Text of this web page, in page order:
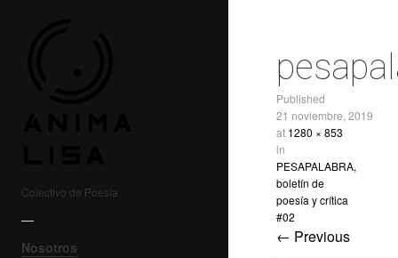
Colectivo de Poesía
—
Nosotros
Published
21 noviembre, 2019
at 1280 × 853
in
PESAPALABRA,
boletín de
poesía y crítica
#02
← Previous